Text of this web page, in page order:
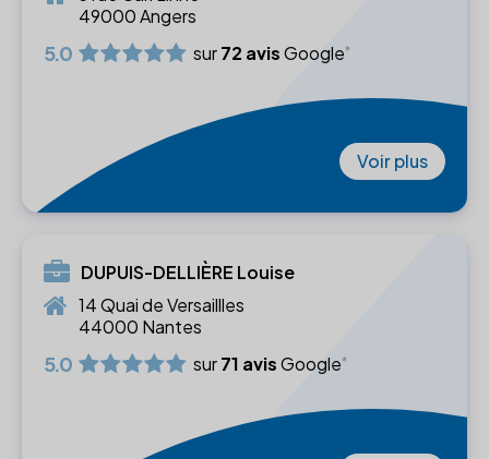
49000 Angers
5.0 sur72 avisGoogle
Voir plus
DUPUIS-DELLIÈRE Louise
14 Quai de Versaillles
44000 Nantes
5.0 sur71 avisGoogle